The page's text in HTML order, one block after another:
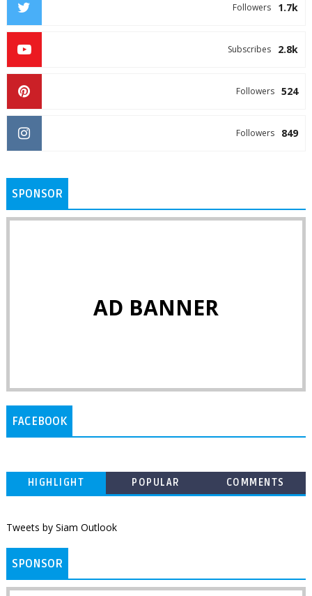
1.7k
Followers
2.8k
Subscribes
524
Followers
849
Followers
SPONSOR
AD BANNER
FACEBOOK
HIGHLIGHT POPULAR COMMENTS
Tweets by Siam Outlook
SPONSOR